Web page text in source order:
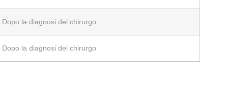
Dopo la diagnosi del chirurgo
Dopo la diagnosi del chirurgo